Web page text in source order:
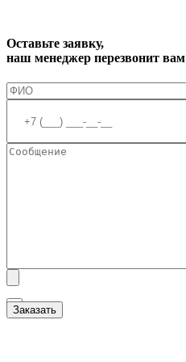
Оставьте заявку,
наш менеджер перезвонит вам
Я ознакомлен(а) с